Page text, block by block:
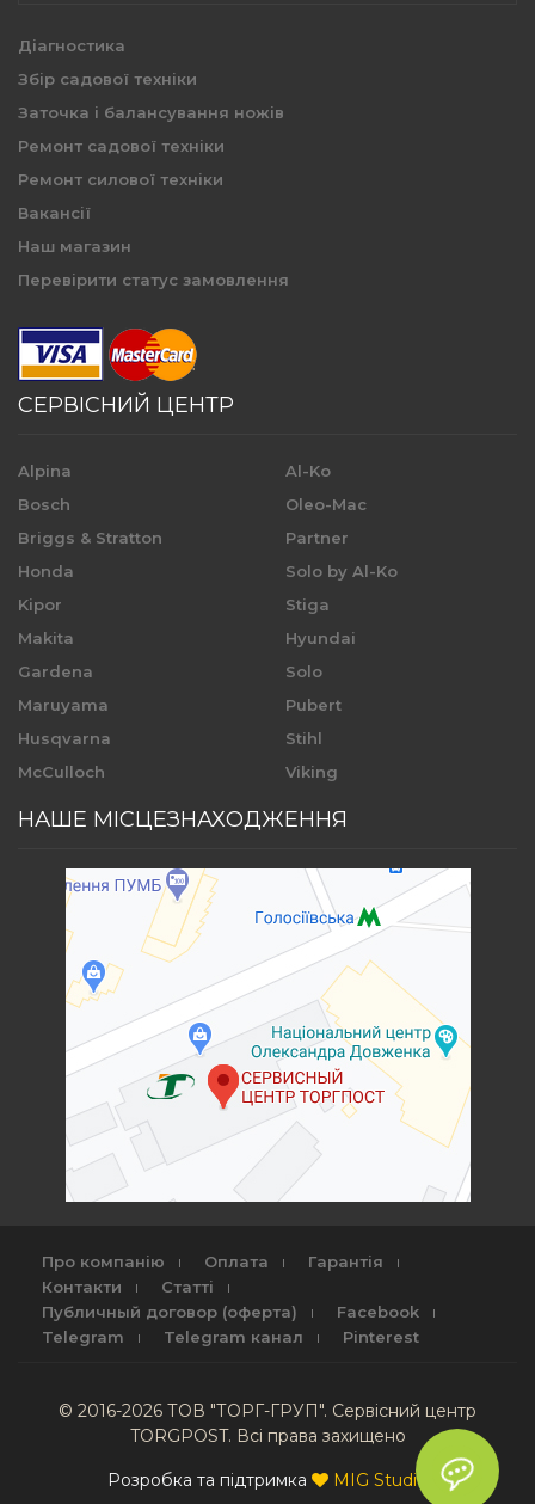
Діагностика
Збір садової техніки
Заточка і балансування ножів
Ремонт садової техніки
Ремонт силової техніки
Вакансії
Наш магазин
Перевірити статус замовлення
СЕРВІСНИЙ ЦЕНТР
Alpina
Bosch
Briggs & Stratton
Honda
Kipor
Makita
Gardena
Maruyama
Husqvarna
McCulloch
Al-Ko
Oleo-Mac
Partner
Solo by Al-Ko
Stiga
Hyundai
Solo
Pubert
Stihl
Viking
НАШЕ МІСЦЕЗНАХОДЖЕННЯ
Про компанію Оплата
Гарантія
Контакти
Статті
Публичный договор (оферта)
Facebook
Telegram
Telegram канал Pinterest
© 2016-2026 ТОВ "ТОРГ-ГРУП". Сервісний центр
TORGPOST. Всі права захищено
Розробка та підтримка MIG Studio